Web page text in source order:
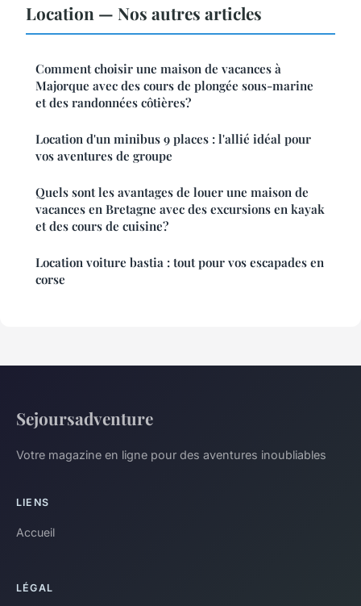
Location — Nos autres articles
Comment choisir une maison de vacances à
Majorque avec des cours de plongée sous-marine
et des randonnées côtières?
Location d'un minibus 9 places : l'allié idéal pour
vos aventures de groupe
Quels sont les avantages de louer une maison de
vacances en Bretagne avec des excursions en kayak
et des cours de cuisine?
Location voiture bastia : tout pour vos escapades en
corse
Sejoursadventure
Votre magazine en ligne pour des aventures inoubliables
LIENS
Accueil
LÉGAL